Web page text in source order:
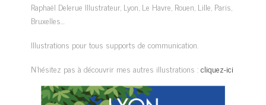
Raphaël Delerue Illustrateur, Lyon, Le Havre, Rouen, Lille, Paris,
Bruxelles…
Illustrations pour tous supports de communication.
N’hésitez pas à découvrir mes autres illustrations :cliquez-ici